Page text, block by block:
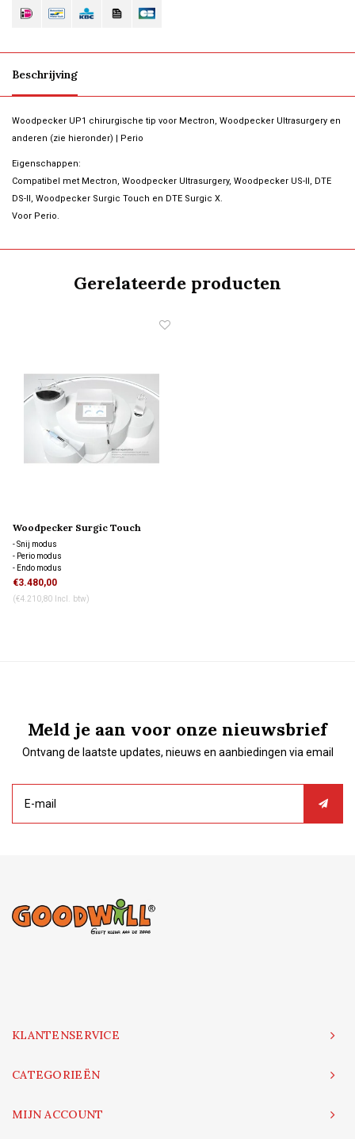
Beschrijving
Woodpecker UP1 chirurgische tip voor Mectron, Woodpecker Ultrasurgery en
anderen (zie hieronder) | Perio
Eigenschappen:
Compatibel met Mectron, Woodpecker Ultrasurgery, Woodpecker US-II, DTE
DS-II, Woodpecker Surgic Touch en DTE Surgic X.
Voor Perio.
Gerelateerde producten
Woodpecker Surgic Touch
- Snij modus
- Perio modus
- Endo modus
- Zelfreiniging modus
€3.480,00
(€4.210,80 Incl. btw)
Meld je aan voor onze nieuwsbrief
Ontvang de laatste updates, nieuws en aanbiedingen via email
KLANTENSERVICE
CATEGORIEËN
MIJN ACCOUNT